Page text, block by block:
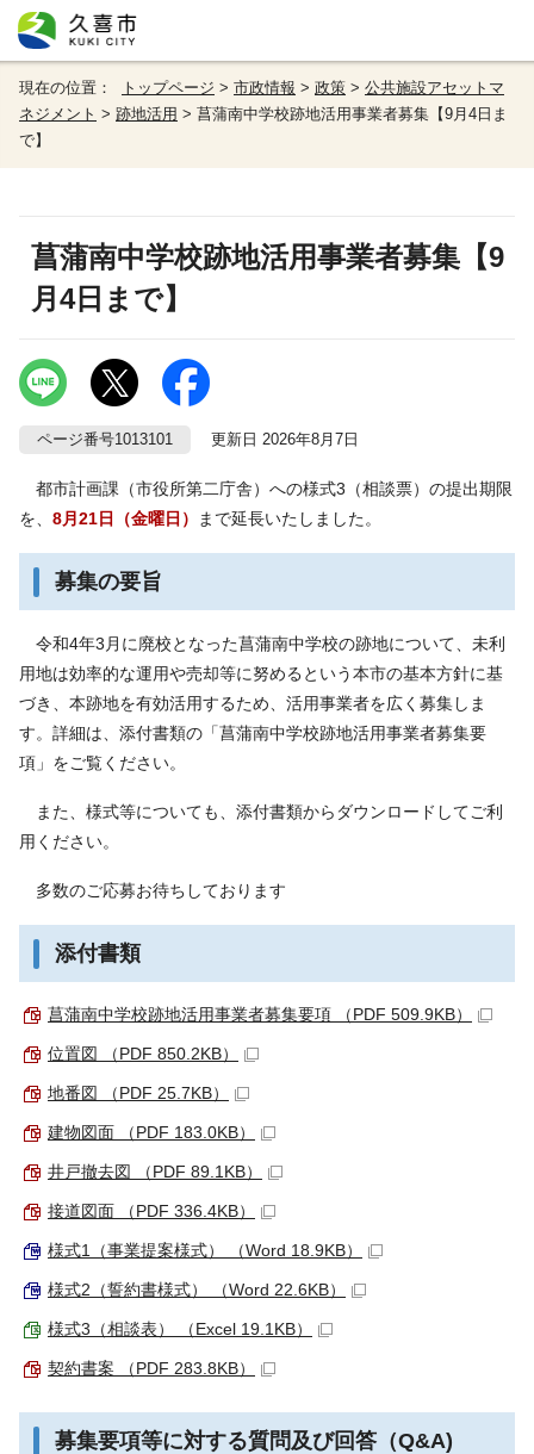
現在の位置： トップページ > 市政情報 > 政策 > 公共施設アセットマ
ネジメント > 跡地活用 > 菖蒲南中学校跡地活用事業者募集【9月4日ま
で】
菖蒲南中学校跡地活用事業者募集【9
月4日まで】
ページ番号1013101 更新日 2026年8月7日
都市計画課（市役所第二庁舎）への様式3（相談票）の提出期限
を、 8月21日（金曜日） まで延長いたしました。
募集の要旨
令和4年3月に廃校となった菖蒲南中学校の跡地について、未利
用地は効率的な運用や売却等に努めるという本市の基本方針に基
づき、本跡地を有効活用するため、活用事業者を広く募集しま
す。詳細は、添付書類の「菖蒲南中学校跡地活用事業者募集要
項」をご覧ください。
また、様式等についても、添付書類からダウンロードしてご利
用ください。
多数のご応募お待ちしております
添付書類
菖蒲南中学校跡地活用事業者募集要項 （PDF 509.9KB）
位置図 （PDF 850.2KB）
地番図 （PDF 25.7KB）
建物図面 （PDF 183.0KB）
井戸撤去図 （PDF 89.1KB）
接道図面 （PDF 336.4KB）
様式1（事業提案様式） （Word 18.9KB）
様式2（誓約書様式） （Word 22.6KB）
様式3（相談表） （Excel 19.1KB）
契約書案 （PDF 283.8KB）
募集要項等に対する質問及び回答（Q&A)